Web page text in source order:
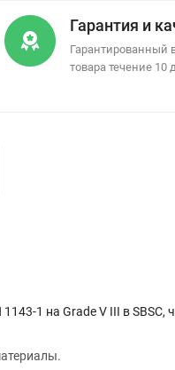
Гарантия и
Гарантированный
товара течение 10
1 на Grade V III в SBSC,